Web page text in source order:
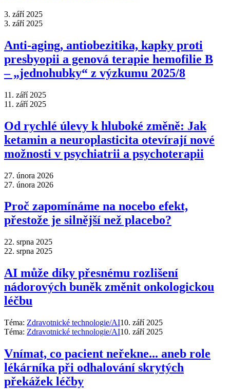
3. září 2025
3. září 2025
Anti‑aging, antiobezitika, kapky proti
presbyopii a genová terapie hemofilie B
–⁠ „jednohubky“ z výzkumu 2025/8
11. září 2025
11. září 2025
Od rychlé úlevy k hluboké změně: Jak
ketamin a neuroplasticita otevírají nové
možnosti v psychiatrii a psychoterapii
27. února 2026
27. února 2026
Proč zapomínáme na nocebo efekt,
přestože je silnější než placebo?
22. srpna 2025
22. srpna 2025
AI může díky přesnému rozlišení
nádorových buněk změnit onkologickou
léčbu
Téma: Zdravotnické technologie/AI10. září 2025
Téma: Zdravotnické technologie/AI10. září 2025
Vnímat, co pacient neřekne... aneb role
lékárníka při odhalování skrytých
překážek léčby